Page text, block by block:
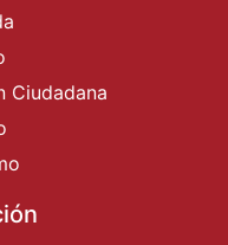
Ciudadana